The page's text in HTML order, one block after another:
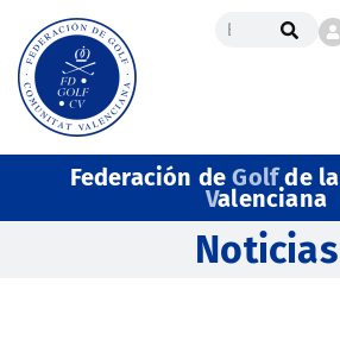
Federación deGolfde la
Valenciana
Noticias